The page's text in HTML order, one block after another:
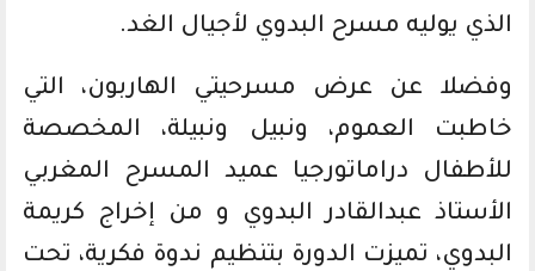
الذي يوليه مسرح البدوي لأجيال الغد.
وفضلا عن عرض مسرحيتي الهاربون، التي
خاطبت العموم، ونبيل ونبيلة، المخصصة
للأطفال دراماتورجيا عميد المسرح المغربي
الأستاذ عبدالقادر البدوي و من إخراج كريمة
البدوي، تميزت الدورة بتنظيم ندوة فكرية، تحت